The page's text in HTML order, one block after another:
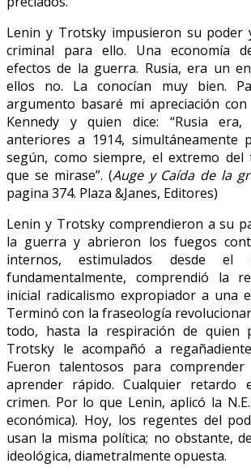
Lenin y Trotsky impusieron su poder
criminal para ello. Una economía
efectos de la guerra. Rusia, era un
ellos no. La conocían muy bien.
argumento basaré mi apreciación
Kennedy y quien dice: “Rusia
anteriores a 1914, simultáneamente
según, como siempre, el extremo del
que se mirase”. (Auge y Caída de la
pagina 374. Plaza &Janes, Editores)
Lenin y Trotsky comprendieron a su
la guerra y abrieron los fuegos
internos, estimulados desde el
fundamentalmente, comprendió la
inicial radicalismo expropiador a una
Terminó con la fraseología
todo, hasta la respiración de quien
Trotsky le acompañó a
Fueron talentosos para
aprender rápido. Cualquier retardo
crimen. Por lo que Lenin, aplicó la
económica). Hoy, los regentes del
usan la misma política; no obstante,
ideológica, diametralmente opuesta.